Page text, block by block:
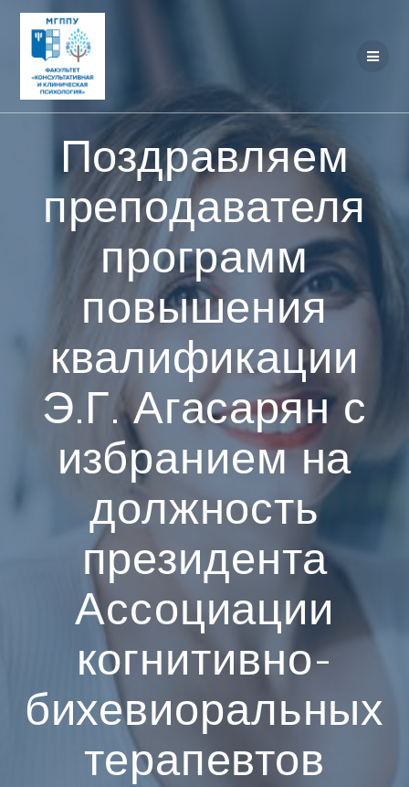
Поздравляем
преподавателя
программ
повышения
квалификации
Э.Г. Агасарян с
избранием на
должность
президента
Ассоциации
когнитивно-
бихевиоральных
терапевтов